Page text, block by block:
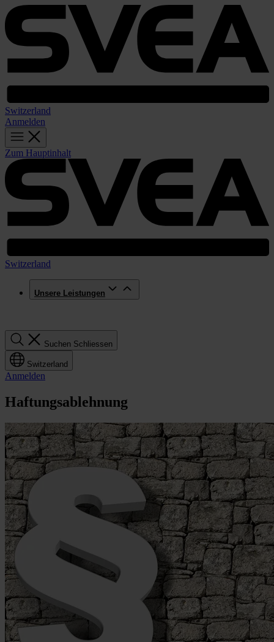
Switzerland
Anmelden
Zum Hauptinhalt
Switzerland
Unsere Leistungen
Suchen Schliessen
Switzerland
Anmelden
Haftungsablehnung